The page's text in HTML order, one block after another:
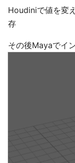
Houdiniで値を変
存
その後Mayaでイ